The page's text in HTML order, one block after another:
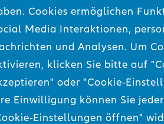
Cookies ermöglichen
Media Interaktionen,
und Analysen. Um
klicken Sie bitte auf
oder "Cookie-
Einwilligung können Sie
Einstellungen öffnen"
(at) strabag.com